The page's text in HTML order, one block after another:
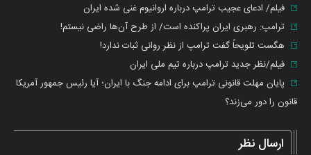
فیلم/ ادعای عجیب ترامپ درباره اروانیوم غنی شده ایران
ترامپ: رهبری ایران پراکنده است/ از طرح آن‌ها راضی نیستم!
هگست تلویحاً گفت ترامپ از نظر روانی ثبات ندارد!
فیلم/نظر جدید ترامپ درباره تیم ملی ایران
پایان مهلت قانونی ترامپ برای ادامه جنگ با ایران؛ آیا رئیس جمهور آمریکا
قانون را دور می‌زند؟
ارسال نظر